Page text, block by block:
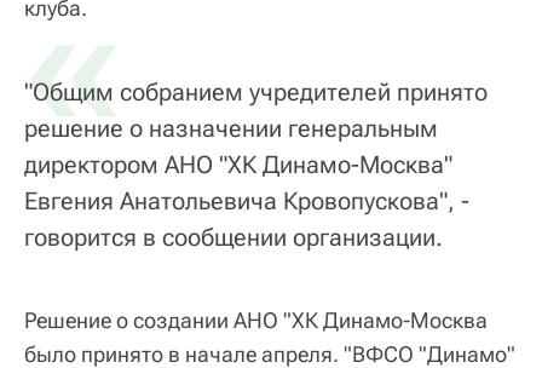
клуба.
«
"Общим собранием учредителей принято
решение о назначении генеральным
директором АНО "ХК Динамо-Москва"
Евгения Анатольевича Кровопускова", -
говорится в сообщении организации.
Решение о создании АНО "ХК Динамо-Москва
было принято в начале апреля. "ВФСО "Динамо"